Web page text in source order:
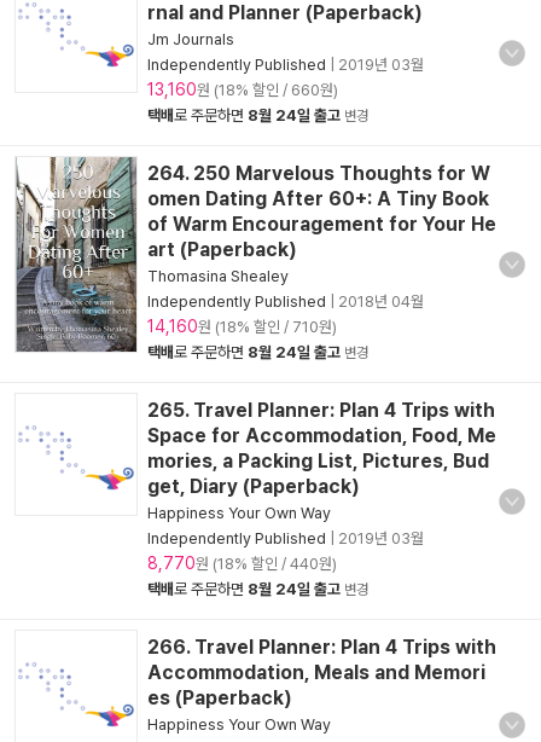
rnal and Planner (Paperback)
Jm Journals
Independently Published
2019년 03월
13,160원 (18% 할인 / 660원)
택배로 주문하면 8월 24일 출고 변경
264. 250 Marvelous Thoughts for W
omen Dating After 60+: A Tiny Book
of Warm Encouragement for Your He
art (Paperback)
Thomasina Shealey
Independently Published
2018년 04월
14,160원 (18% 할인 / 710원)
택배로 주문하면 8월 24일 출고 변경
265. Travel Planner: Plan 4 Trips with
Space for Accommodation, Food, Me
mories, a Packing List, Pictures, Bud
get, Diary (Paperback)
Happiness Your Own Way
Independently Published
2019년 03월
8,770원 (18% 할인 / 440원)
택배로 주문하면 8월 24일 출고 변경
266. Travel Planner: Plan 4 Trips with
Accommodation, Meals and Memori
es (Paperback)
Happiness Your Own Way